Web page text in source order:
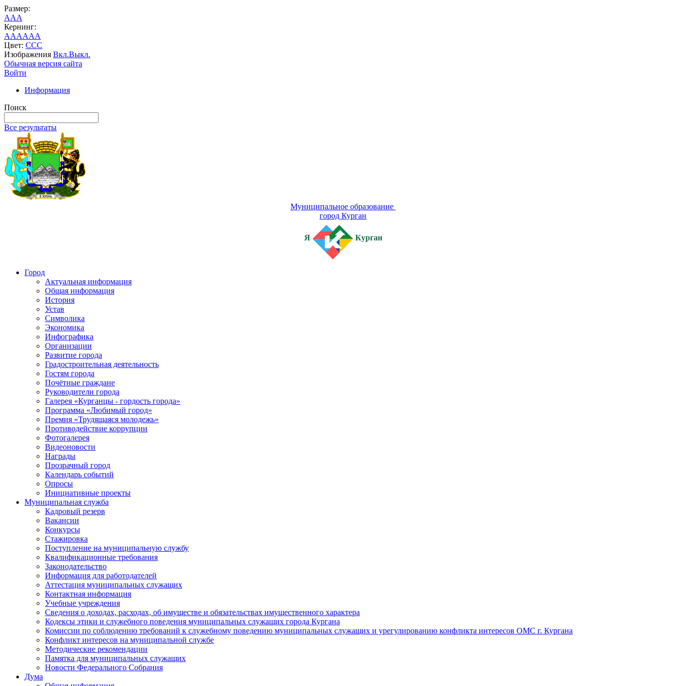
Размер:
AAA
Кернинг:
AAAAAA
Цвет: CCC
Изображения Вкл.Выкл.
Обычная версия сайта
Войти
Информация
Поиск
Все результаты
Муниципальное образование
город Курган
Я Курган
Город
Актуальная информация
Общая информация
История
Устав
Символика
Экономика
Инфографика
Организации
Развитие города
Градостроительная деятельность
Гостям города
Почётные граждане
Руководители города
Галерея «Курганцы - гордость города»
Программа «Любимый город»
Премия «Трудящаяся молодежь»
Противодействие коррупции
Фотогалерея
Видеоновости
Награды
Прозрачный город
Календарь событий
Опросы
Инициативные проекты
Муниципальная служба
Кадровый резерв
Вакансии
Конкурсы
Стажировка
Поступление на муниципальную службу
Квалификационные требования
Законодательство
Информация для работодателей
Аттестация муниципальных служащих
Контактная информация
Учебные учреждения
Сведения о доходах, расходах, об имуществе и обязательствах имущественного характера
Кодексы этики и служебного поведения муниципальных служащих города Кургана
Комиссии по соблюдению требований к служебному поведению муниципальных служащих и урегулированию конфликта интересов ОМС г. Кургана
Конфликт интересов на муниципальной службе
Методические рекомендации
Памятка для муниципальных служащих
Новости Федерального Cобрания
Дума